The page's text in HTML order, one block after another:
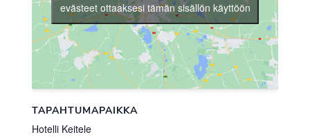
TAPAHTUMAPAIKKA
Hotelli Keitele
evästeet ottaaksesi tämän sisällön käyttöön